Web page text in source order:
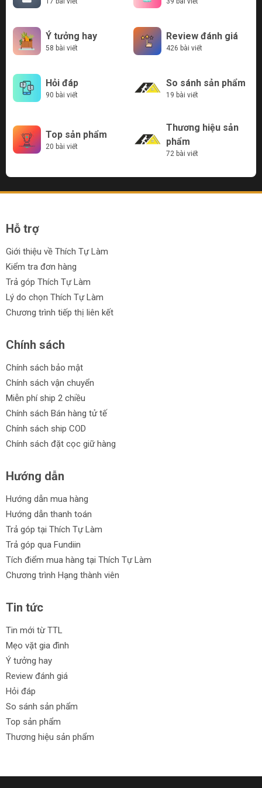
thực tế, tôi sẽ chia sẻ những điểm nổi
ý khi dùng sản phẩm...
Ý tưởng hay
58 bài viết
Review đánh giá
426 bài viết
Hỏi đáp
90 bài viết
So sánh sản phẩm
19 bài viết
Top sản phẩm
20 bài viết
Thương hiệu sản
phẩm
72 bài viết
Hỗ trợ
Giới thiệu về Thích Tự Làm
Kiểm tra đơn hàng
Trả góp Thích Tự Làm
Lý do chọn Thích Tự Làm
Chương trình tiếp thị liên kết
Chính sách
Chính sách bảo mật
Chính sách vận chuyển
Miễn phí ship 2 chiều
Chính sách Bán hàng tử tế
Chính sách ship COD
Chính sách đặt cọc giữ hàng
Hướng dẫn
Hướng dẫn mua hàng
Hướng dẫn thanh toán
Trả góp tại Thích Tự Làm
Trả góp qua Fundiin
Tích điểm mua hàng tại Thích Tự Làm
Chương trình Hạng thành viên
Tin tức
Tin mới từ TTL
Mẹo vặt gia đình
Ý tưởng hay
Review đánh giá
Hỏi đáp
So sánh sản phẩm
Top sản phẩm
Thương hiệu sản phẩm